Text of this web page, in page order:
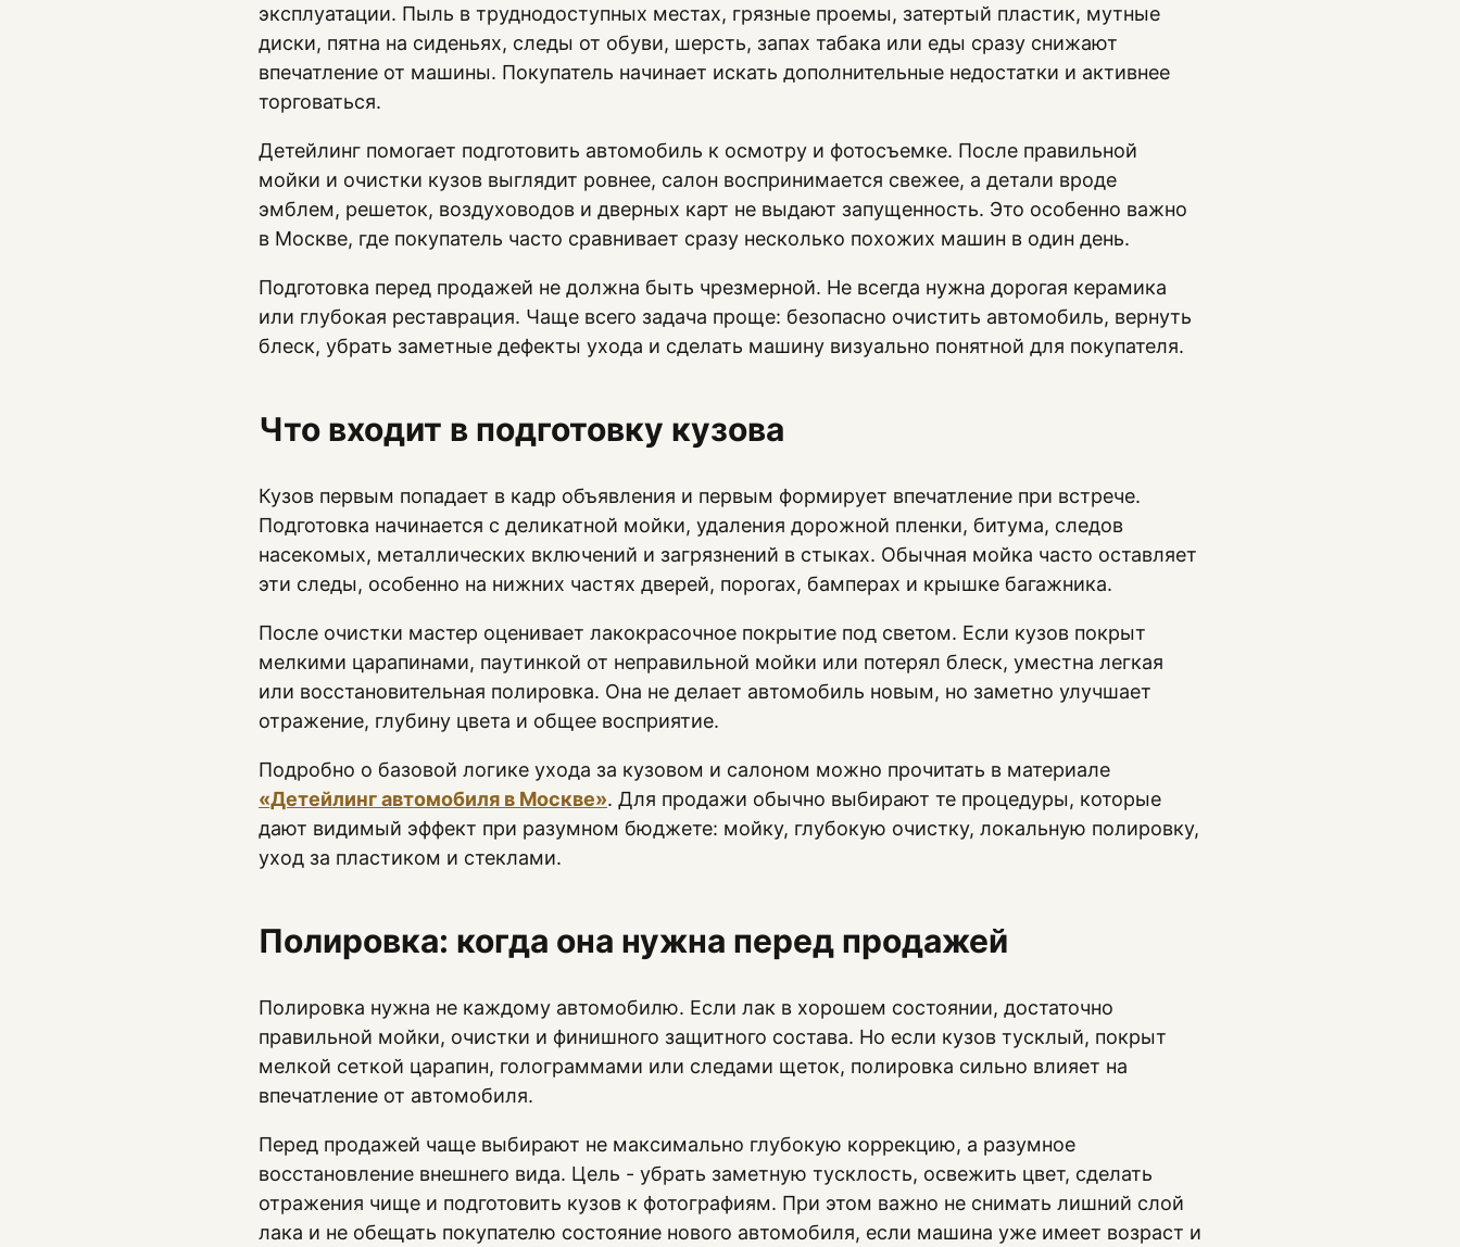
эксплуатации. Пыль в труднодоступных местах, грязные проемы, затертый пластик, мутные
диски, пятна на сиденьях, следы от обуви, шерсть, запах табака или еды сразу снижают
впечатление от машины. Покупатель начинает искать дополнительные недостатки и активнее
торговаться.
Детейлинг помогает подготовить автомобиль к осмотру и фотосъемке. После правильной
мойки и очистки кузов выглядит ровнее, салон воспринимается свежее, а детали вроде
эмблем, решеток, воздуховодов и дверных карт не выдают запущенность. Это особенно важно
в Москве, где покупатель часто сравнивает сразу несколько похожих машин в один день.
Подготовка перед продажей не должна быть чрезмерной. Не всегда нужна дорогая керамика
или глубокая реставрация. Чаще всего задача проще: безопасно очистить автомобиль, вернуть
блеск, убрать заметные дефекты ухода и сделать машину визуально понятной для покупателя.
Что входит в подготовку кузова
Кузов первым попадает в кадр объявления и первым формирует впечатление при встрече.
Подготовка начинается с деликатной мойки, удаления дорожной пленки, битума, следов
насекомых, металлических включений и загрязнений в стыках. Обычная мойка часто оставляет
эти следы, особенно на нижних частях дверей, порогах, бамперах и крышке багажника.
После очистки мастер оценивает лакокрасочное покрытие под светом. Если кузов покрыт
мелкими царапинами, паутинкой от неправильной мойки или потерял блеск, уместна легкая
или восстановительная полировка. Она не делает автомобиль новым, но заметно улучшает
отражение, глубину цвета и общее восприятие.
Подробно о базовой логике ухода за кузовом и салоном можно прочитать в материале
«Детейлинг автомобиля в Москве». Для продажи обычно выбирают те процедуры, которые
дают видимый эффект при разумном бюджете: мойку, глубокую очистку, локальную полировку,
уход за пластиком и стеклами.
Полировка: когда она нужна перед продажей
Полировка нужна не каждому автомобилю. Если лак в хорошем состоянии, достаточно
правильной мойки, очистки и финишного защитного состава. Но если кузов тусклый, покрыт
мелкой сеткой царапин, голограммами или следами щеток, полировка сильно влияет на
впечатление от автомобиля.
Перед продажей чаще выбирают не максимально глубокую коррекцию, а разумное
восстановление внешнего вида. Цель - убрать заметную тусклость, освежить цвет, сделать
отражения чище и подготовить кузов к фотографиям. При этом важно не снимать лишний слой
лака и не обещать покупателю состояние нового автомобиля, если машина уже имеет возраст и